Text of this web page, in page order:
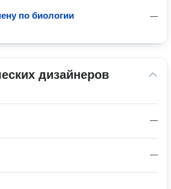
—
по биологии
дизайнеров
—
—